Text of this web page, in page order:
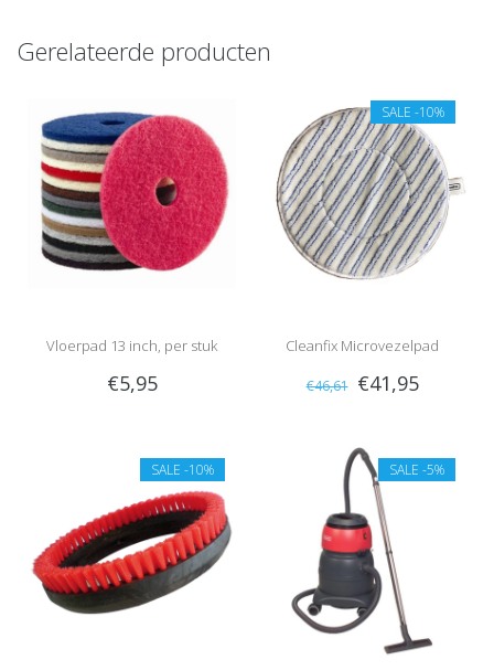
Gerelateerde producten
Vloerpad 13 inch, per stuk
€5,95
SALE -10%
Cleanfix Microvezelpad
€46,61 €41,95
SALE -10% SALE -5%